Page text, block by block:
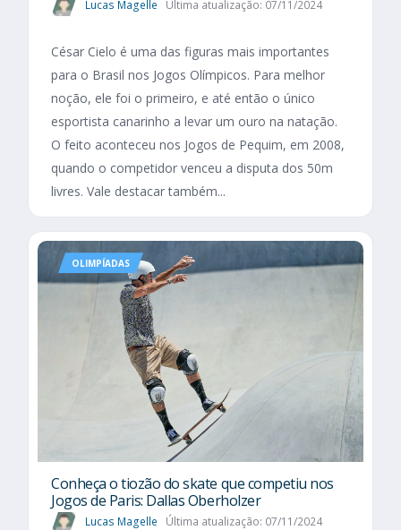
Lucas Magelle Última atualização: 07/11/2024
César Cielo é uma das figuras mais importantes
para o Brasil nos Jogos Olímpicos. Para melhor
noção, ele foi o primeiro, e até então o único
esportista canarinho a levar um ouro na natação.
O feito aconteceu nos Jogos de Pequim, em 2008,
quando o competidor venceu a disputa dos 50m
livres. Vale destacar também...
OLIMPÍADAS
Conheça o tiozão do skate que competiu nos
Jogos de Paris: Dallas Oberholzer
Lucas Magelle Última atualização: 07/11/2024